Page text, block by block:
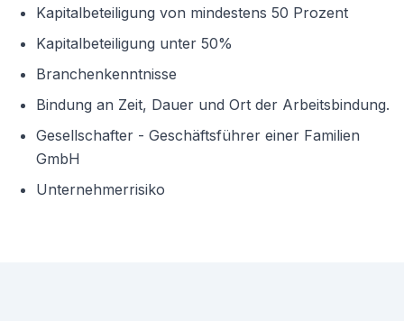
Kapitalbeteiligung von mindestens 50 Prozent
Kapitalbeteiligung unter 50%
Branchenkenntnisse
Bindung an Zeit, Dauer und Ort der Arbeitsbindung.
Gesellschafter - Geschäftsführer einer Familien
GmbH
Unternehmerrisiko